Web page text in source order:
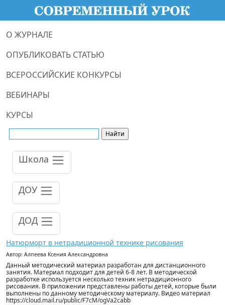
О ЖУРНАЛЕ
ОПУБЛИКОВАТЬ СТАТЬЮ
ВСЕРОССИЙСКИЕ КОНКУРСЫ
ВЕБИНАРЫ
КУРСЫ
Школа
ДОУ
ДОД
Натюрморт в нетрадиционной технике рисования
Автор: Алпеева Ксения Александровна
Данный методический материал разработан для дистанционного
занятия. Материал подходит для детей 6-8 лет. В методической
разработке используется несколько техник нетрадиционного
рисования. В приложении представлены работы детей, которые были
выполнены по данному методическому материалу. Видео материал
https://cloud.mail.ru/public/F7cM/ogVa2cabb